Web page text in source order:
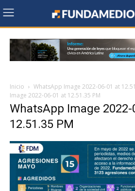
Inicio WhatsApp Image 2022-06-01 at
Image 2022-06-01 at 12.51.35 PM
WhatsApp Image
12.51.35 PM